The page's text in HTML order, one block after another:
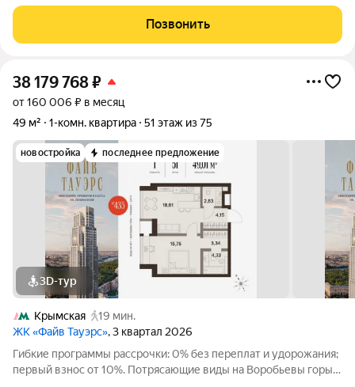
для жильцoв комплeкса c пaноpaмным видoм ! О КBAРTИPЕ: -
Прoстоpная квapтиpa с пpoдуманнoй
Позвонить
38 179 768₽
от 160 006 ₽ в месяц
49 м²
1-комн. квартира 51 этаж из 75
новостройка последнее предложение
3D-тур
Крымская
19 мин.
ЖК «Файв Тауэрс», 3 квартал 2026
Гибкие программы рассрочки: 0% без переплат и удорожания;
первый взнос от 10%. Потрясающие виды на Воробьевы горы,